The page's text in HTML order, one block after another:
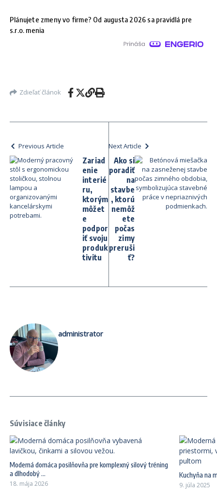
Plánujete zmeny vo firme? Od augusta 2026 sa pravidlá pre
s.r.o. menia
Zdieľať článok
Previous Article
Zariad
enie
interié
ru,
ktorým
môžet
e
podpor
iť svoju
produk
tivitu
Next Article
Ako si
poradiť
na
stavbe
, ktorú
nemôž
ete
počas
zimy
preruši
ť?
administrator
Súvisiace články
Moderná domáca posilňovňa pre komplexný silový tréning
a dlhodobý ...
18. mája 2026
Kuchyňa na
9. júla 2025